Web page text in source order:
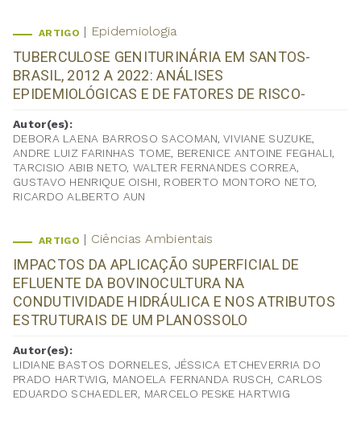
ARTIGO Epidemiologia
TUBERCULOSE GENITURINÁRIA EM SANTOS-
BRASIL, 2012 A 2022: ANÁLISES
EPIDEMIOLÓGICAS E DE FATORES DE RISCO-
Autor(es):
DEBORA LAENA BARROSO SACOMAN, VIVIANE SUZUKE,
ANDRE LUIZ FARINHAS TOME, BERENICE ANTOINE FEGHALI,
TARCISIO ABIB NETO, WALTER FERNANDES CORREA,
GUSTAVO HENRIQUE OISHI, ROBERTO MONTORO NETO,
RICARDO ALBERTO AUN
ARTIGO Ciências Ambientais
IMPACTOS DA APLICAÇÃO SUPERFICIAL DE
EFLUENTE DA BOVINOCULTURA NA
CONDUTIVIDADE HIDRÁULICA E NOS ATRIBUTOS
ESTRUTURAIS DE UM PLANOSSOLO
Autor(es):
LIDIANE BASTOS DORNELES, JÉSSICA ETCHEVERRIA DO
PRADO HARTWIG, MANOELA FERNANDA RUSCH, CARLOS
EDUARDO SCHAEDLER, MARCELO PESKE HARTWIG